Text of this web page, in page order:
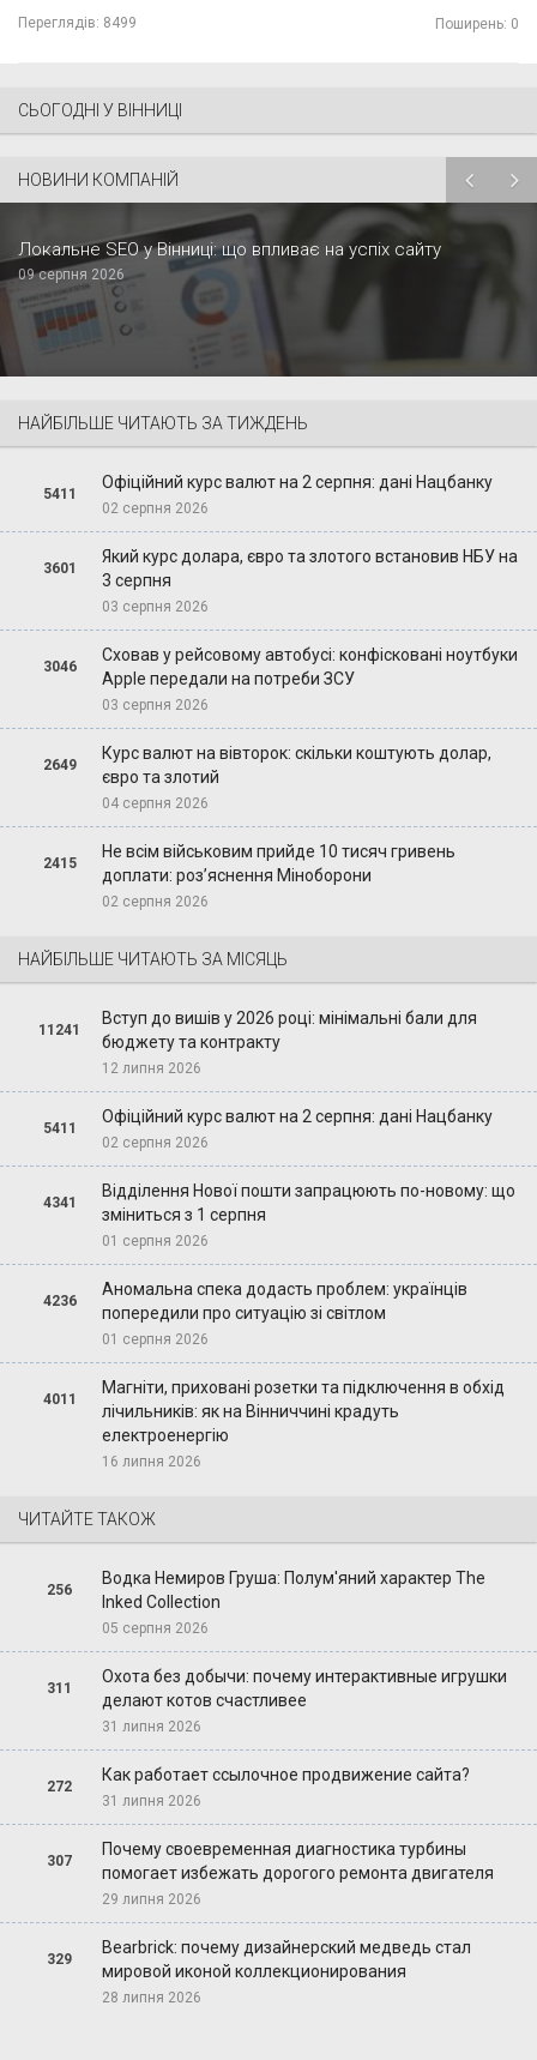
Переглядів: 8499 Поширень: 0
СЬОГОДНІ У ВІННИЦІ
НОВИНИ КОМПАНІЙ
Локальне SEO у Вінниці: що впливає на успіх сайту
09 серпня 2026
НАЙБІЛЬШЕ ЧИТАЮТЬ ЗА ТИЖДЕНЬ
5411
Офіційний курс валют на 2 серпня: дані Нацбанку
02 серпня 2026
3601
Який курс долара, євро та злотого встановив НБУ на
3 серпня
03 серпня 2026
3046
Сховав у рейсовому автобусі: конфісковані ноутбуки
Apple передали на потреби ЗСУ
03 серпня 2026
2649
Курс валют на вівторок: скільки коштують долар,
євро та злотий
04 серпня 2026
2415
Не всім військовим прийде 10 тисяч гривень
доплати: роз’яснення Міноборони
02 серпня 2026
НАЙБІЛЬШЕ ЧИТАЮТЬ ЗА МІСЯЦЬ
11241
Вступ до вишів у 2026 році: мінімальні бали для
бюджету та контракту
12 липня 2026
5411
Офіційний курс валют на 2 серпня: дані Нацбанку
02 серпня 2026
4341
Відділення Нової пошти запрацюють по-новому: що
зміниться з 1 серпня
01 серпня 2026
4236
Аномальна спека додасть проблем: українців
попередили про ситуацію зі світлом
01 серпня 2026
4011
Магніти, приховані розетки та підключення в обхід
лічильників: як на Вінниччині крадуть
електроенергію
16 липня 2026
ЧИТАЙТЕ ТАКОЖ
256
Водка Немиров Груша: Полум'яний характер The
Inked Collection
05 серпня 2026
311
Охота без добычи: почему интерактивные игрушки
делают котов счастливее
31 липня 2026
272
Как работает ссылочное продвижение сайта?
31 липня 2026
307
Почему своевременная диагностика турбины
помогает избежать дорогого ремонта двигателя
29 липня 2026
329
Bearbrick: почему дизайнерский медведь стал
мировой иконой коллекционирования
28 липня 2026